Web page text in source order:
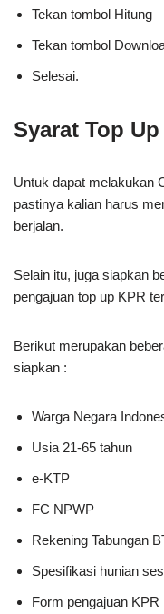
Tekan tombol Hitung
Tekan tombol
Selesai.
Syarat Top
Untuk dapat melakukan
pastinya kalian harus
berjalan.
Selain itu, juga siapkan
pengajuan top up KPR
Berikut merupakan
siapkan :
Warga Negara
Usia 21-65 tahun
e-KTP
FC NPWP
Rekening Tabungan
Spesifikasi hunian
Form pengajuan KPR